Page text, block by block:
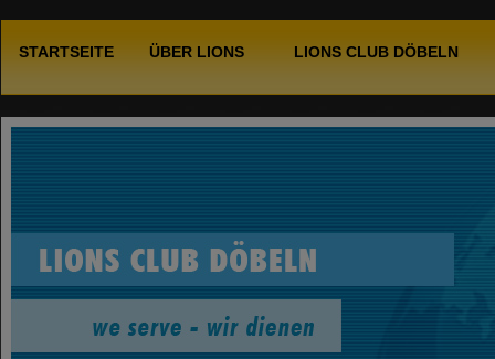
STARTSEITE ÜBER LIONS LIONS CLUB DÖBELN